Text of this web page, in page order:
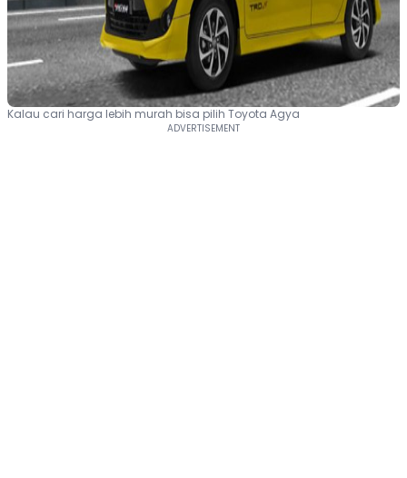
Kalau cari harga lebih murah bisa pilih Toyota Agya